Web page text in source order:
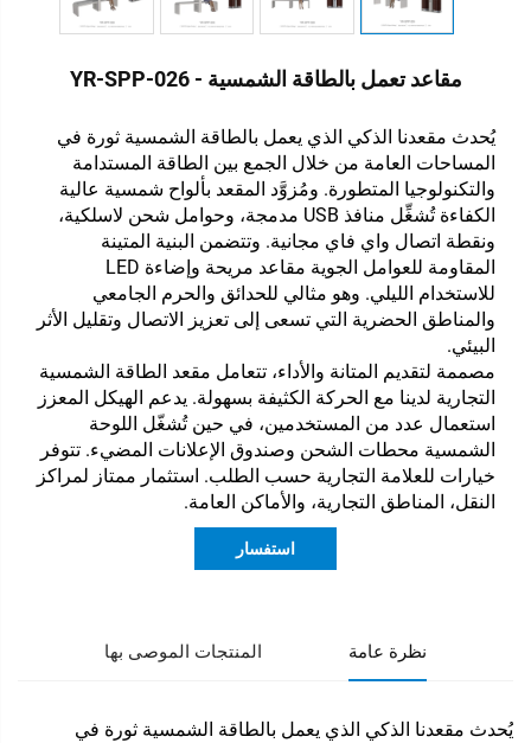
مقاعد تعمل بالطاقة الشمسية - YR-SPP-026
يُحدث مقعدنا الذكي الذي يعمل بالطاقة الشمسية ثورة في
المساحات العامة من خلال الجمع بين الطاقة المستدامة
والتكنولوجيا المتطورة. ومُزوَّد المقعد بألواح شمسية عالية
الكفاءة تُشغِّل منافذ USB مدمجة، وحوامل شحن لاسلكية،
ونقطة اتصال واي فاي مجانية. وتتضمن البنية المتينة
المقاومة للعوامل الجوية مقاعد مريحة وإضاءة LED
للاستخدام الليلي. وهو مثالي للحدائق والحرم الجامعي
والمناطق الحضرية التي تسعى إلى تعزيز الاتصال وتقليل الأثر
البيئي.
مصممة لتقديم المتانة والأداء، تتعامل مقعد الطاقة الشمسية
التجارية لدينا مع الحركة الكثيفة بسهولة. يدعم الهيكل المعزز
استعمال عدد من المستخدمين، في حين تُشغّل اللوحة
الشمسية محطات الشحن وصندوق الإعلانات المضيء. تتوفر
خيارات للعلامة التجارية حسب الطلب. استثمار ممتاز لمراكز
النقل، المناطق التجارية، والأماكن العامة.
استفسار
نظرة عامة المنتجات الموصى بها
يُحدث مقعدنا الذكي الذي يعمل بالطاقة الشمسية ثورة في